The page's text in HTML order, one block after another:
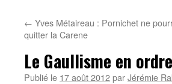
← Yves Métaireau : Pornichet ne
quitter la Carene
Le Gaullisme en
Publié le 17 août 2012parJérémie